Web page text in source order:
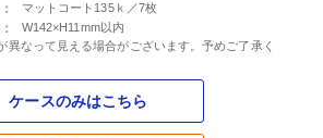
： マットコート135ｋ／7枚
：
W142×H11mm以内
なって見える場合がございます。予めご了承く
ケースのみはこちら